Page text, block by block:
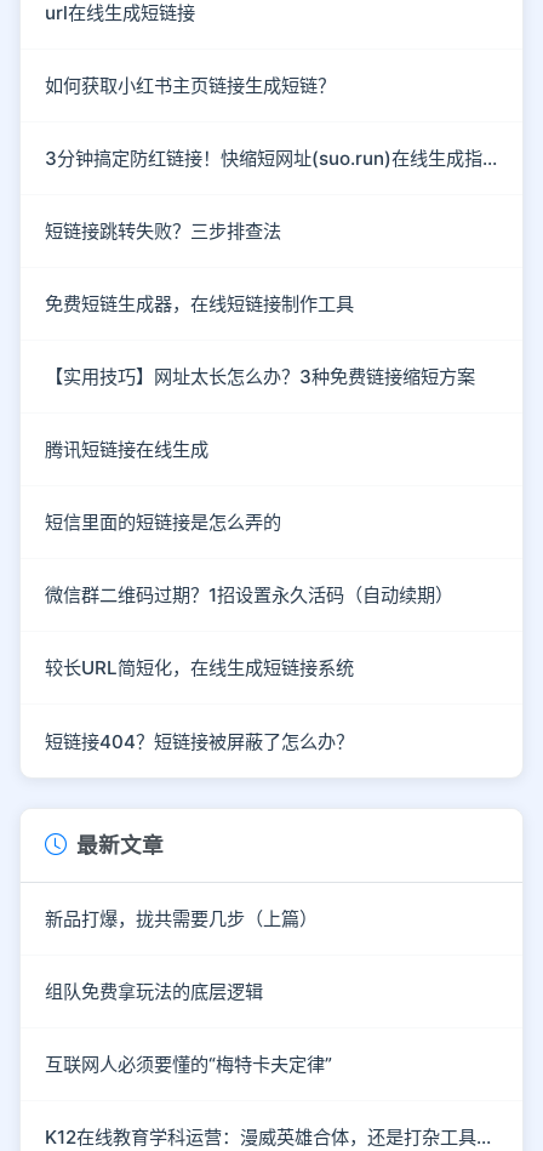
url在线生成短链接
如何获取小红书主页链接生成短链？
3分钟搞定防红链接！快缩短网址(suo.run)在线生成指南
短链接跳转失败？三步排查法
免费短链生成器，在线短链接制作工具
【实用技巧】网址太长怎么办？3种免费链接缩短方案
腾讯短链接在线生成
短信里面的短链接是怎么弄的
微信群二维码过期？1招设置永久活码（自动续期）
较长URL简短化，在线生成短链接系统
短链接404？短链接被屏蔽了怎么办？
最新文章
新品打爆，拢共需要几步（上篇）
组队免费拿玩法的底层逻辑
互联网人必须要懂的“梅特卡夫定律”
K12在线教育学科运营：漫威英雄合体，还是打杂工具人？